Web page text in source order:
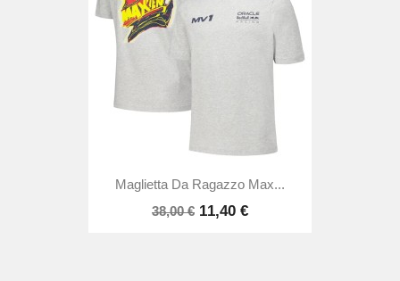
Maglietta Da Ragazzo Max...
38,00 € 11,40 €